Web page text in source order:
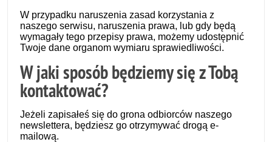
W przypadku naruszenia zasad korzystania z
naszego serwisu, naruszenia prawa, lub gdy będą
wymagały tego przepisy prawa, możemy udostępnić
Twoje dane organom wymiaru sprawiedliwości.
W jaki sposób będziemy się z Tobą
kontaktować?
Jeżeli zapisałeś się do grona odbiorców naszego
newslettera, będziesz go otrzymywać drogą e-
mailową.